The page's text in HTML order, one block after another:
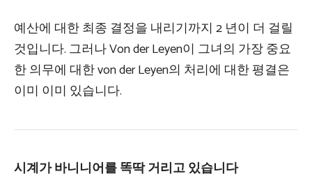
예산에 대한 최종 결정을 내리기까지 2 년이 더 걸릴
것입니다. 그러나 Von der Leyen이 그녀의 가장 중요
한 의무에 대한 von der Leyen의 처리에 대한 평결은
이미 이미 있습니다.
시계가 바니니어를 똑딱 거리고 있습니다